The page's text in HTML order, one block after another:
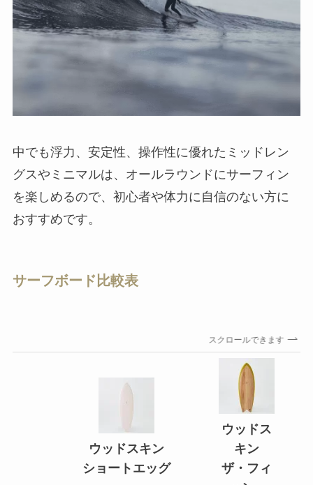
中でも浮力、安定性、操作性に優れたミッドレン
グスやミニマルは、オールラウンドにサーフィン
を楽しめるので、初心者や体力に自信のない方に
おすすめです。
サーフボード比較表
スクロールできます
ウッドスキン
ショートエッグ
ウッドス
キン
ザ・フィ